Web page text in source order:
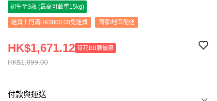
初生至3歲 (最高可載重15kg)
送貨上門滿HK$800.00免運費 國家/地區配送
HK$1,899.00
HK$1,671.12 荷花BB展優惠
付款與運送